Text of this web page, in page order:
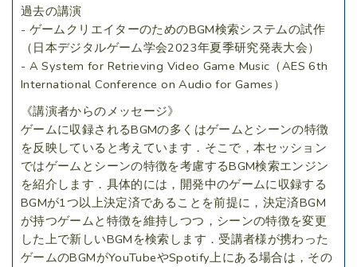
過去の講演
- ゲームクリエイターのためのBGM検索システムの試作
（日本デジタルゲーム学会2023年夏季研究発表大会）
- A System for Retrieving Video Game Music（AES 6th
International Conference on Audio for Games）
《講演者からのメッセージ》
ゲームに収録されるBGMの多くはゲームとシーンの特徴
を反映していると考えています．そこで，本セッション
ではゲームとシーンの特徴を考慮するBGM検索エンジン
を紹介します．具体的には，開発中のゲームに収録する
BGMが1つ以上決定済であることを前提に，決定済BGM
が持つゲームと特徴を維持しつつ，シーンの特徴を変更
した上で新しいBGMを検索します．受講者様が携わった
ゲームのBGMがYouTubeやSpotify上にある場合は，その